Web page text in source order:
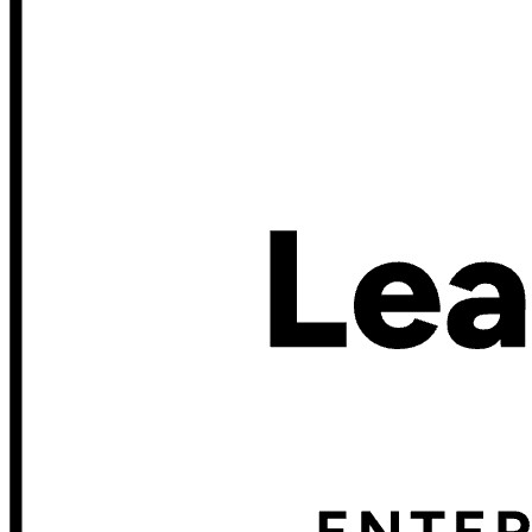
con unas pocas líneas de código